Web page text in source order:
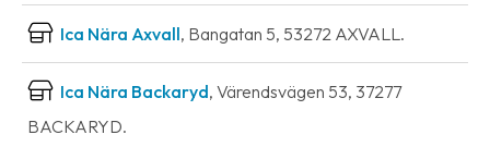
Ica Nära Axvall, Bangatan 5, 53272 AXVALL.
Ica Nära Backaryd, Värendsvägen 53, 37277
BACKARYD.